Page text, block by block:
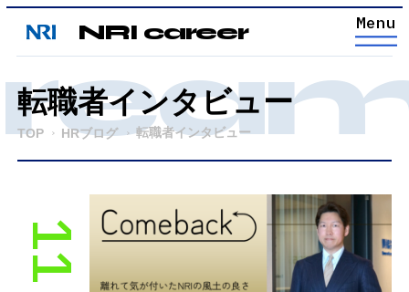
NRI career
転職者インタビュー
TOP HRブログ 転職者インタビュー
11